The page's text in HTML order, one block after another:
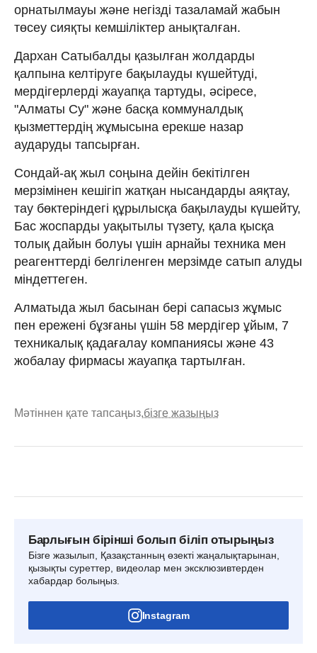
орнатылмауы және негізді тазаламай жабын
төсеу сияқты кемшіліктер анықталған.
Дархан Сатыбалды қазылған жолдарды
қалпына келтіруге бақылауды күшейтуді,
мердігерлерді жауапқа тартуды, әсіресе,
"Алматы Су" және басқа коммуналдық
қызметтердің жұмысына ерекше назар
аударуды тапсырған.
Сондай-ақ жыл соңына дейін бекітілген
мерзімінен кешігіп жатқан нысандарды аяқтау,
тау бөктеріндегі құрылысқа бақылауды күшейту,
Бас жоспарды уақытылы түзету, қала қысқа
толық дайын болуы үшін арнайы техника мен
реагенттерді белгіленген мерзімде сатып алуды
міндеттеген.
Алматыда жыл басынан бері сапасыз жұмыс
пен ережені бұзғаны үшін 58 мердігер ұйым, 7
техникалық қадағалау компаниясы және 43
жобалау фирмасы жауапқа тартылған.
Мәтіннен қате тапсаңыз,бізге жазыңыз
Барлығын бірінші болып біліп отырыңыз
Бізге жазылып, Қазақстанның өзекті жаңалықтарынан,
қызықты суреттер, видеолар мен эксклюзивтерден
хабардар болыңыз.
Instagram